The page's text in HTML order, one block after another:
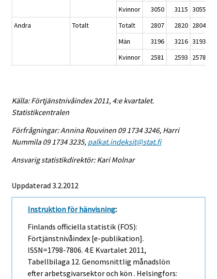
Kvinnor
3050 3115 3055
Andra
Totalt Totalt 2807 2820 2804
Män
3196 3216 3193
Kvinnor
2581 2593 2578
Källa: Förtjänstnivåindex 2011, 4:e kvartalet.
Statistikcentralen
Förfrågningar: Annina Rouvinen 09 1734 3246, Harri
Nummila 09 1734 3235, palkat.indeksit@stat.fi
Ansvarig statistikdirektör: Kari Molnar
Uppdaterad 3.2.2012
Instruktion för hänvisning:
Finlands officiella statistik (FOS):
Förtjänstnivåindex [e-publikation].
ISSN=1798-7806. 4:e Kvartalet 2011,
Tabellbilaga 12. Genomsnittlig månadslön
efter arbetsgivarsektor och kön . Helsingfors: